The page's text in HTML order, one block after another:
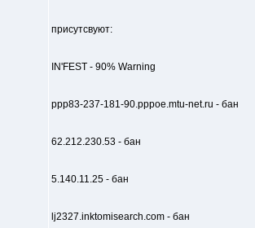
присутсвуют:
IN'FEST - 90% Warning
ppp83-237-181-90.pppoe.mtu-net.ru - бан
62.212.230.53 - бан
5.140.11.25 - бан
lj2327.inktomisearch.com - бан